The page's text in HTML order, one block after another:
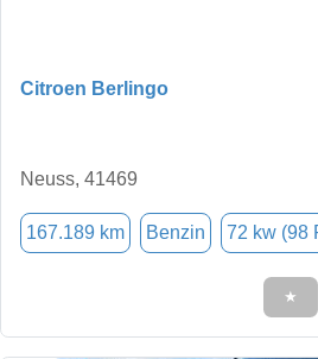
Citroen Berlingo
Neuss, 41469
167.189 km Benzin 72 kw (98
★